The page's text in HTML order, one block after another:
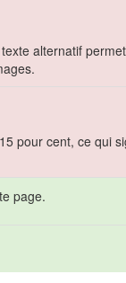
alternatif
pour cent, ce qui
page.